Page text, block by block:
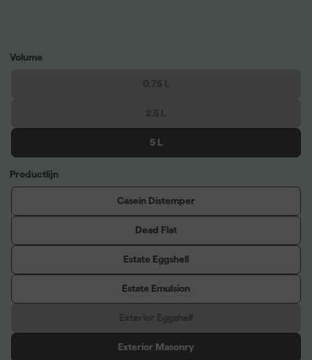
Volume
5 L
Productlijn
Casein Distemper
Dead Flat
Estate Eggshell
Estate Emulsion
Exterior Masonry